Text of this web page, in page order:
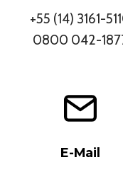
+55 (14) 3161-
0800 042-
E-Mail